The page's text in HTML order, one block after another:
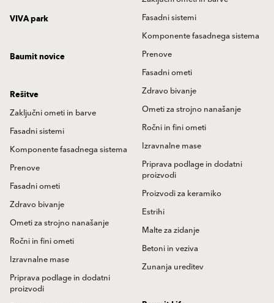
Fasadni sistemi
Komponente fasadnega sistema
Prenove
Fasadni ometi
Zdravo bivanje
Ometi za strojno nanašanje
Ročni in fini ometi
Izravnalne mase
Priprava podlage in dodatni
proizvodi
Proizvodi za keramiko
Estrihi
Malte za zidanje
Betoni in veziva
Zunanja ureditev
VIVA park
Baumit novice
Rešitve
Zaključni ometi in barve
Fasadni sistemi
Komponente fasadnega sistema
Prenove
Fasadni ometi
Zdravo bivanje
Ometi za strojno nanašanje
Ročni in fini ometi
Izravnalne mase
Priprava podlage in dodatni
proizvodi